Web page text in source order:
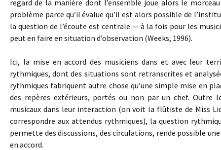
regard de la manière dont l’ensemble joue alors le
problème parce qu’il évalue qu’il est alors possible de
la question de l’écoute est centrale — à la fois pour les
peut en faire en situation d’observation (Weeks, 1996).
Ici, la mise en accord des musiciens dans et avec leur
rythmiques, dont des situations sont retranscrites et
rythmiques fabriquent autre chose qu’une simple mise en
des repères extérieurs, portés ou non par un chef. Outre
musicaux dans leur interaction (on voit la flûtiste de Miss
correspondre aux attendus rythmiques), la question
permette des discussions, des circulations, rende possible
en accord.